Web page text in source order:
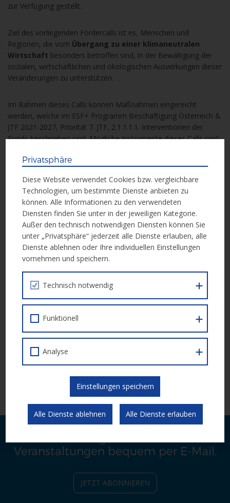
zur Verfügung gestellt.
Ziel des vorliegenden Fördercalls ist es, Menschen und
Regionen, die vom Übergang zu einer klimaneutralen
Wirtschaft besonders betroffen sind, in der Bewältigung der
sozialen, wirtschaftlichen und ökologischen Auswirkungen dieser
Veränderungen zu unterstützen.
Im Rahmen dieses Calls können Maßnahmen eingereicht
werden, welche im ESF+ Programm Beschäftigung Österreich &
JTF 2021-2027, Priorität 7. JTF, 2.1.1.1.1. Interventionen der
Fonds beschrieben sind. Mögliche Instrumente dieses Calls sind
orientierung, Aktivierung und Betreuung, Information
Entwicklungsmöglichkeiten in der Region.
Einreichfrist bis: 17. Dezember 2024
Durchführungszeitraum : 1. Oktober 2024 – 31.
Dezember 2025
Weiterführende Infos: Calldokument (IDEA – 217)
Die Einreichung für Projektträger*innen erfolgt über die ESF+
Datenbank IDEA:
IDEA – PROEJKTTRÄGER*INNEN
Veranstaltungen bequem per E-Mail.
JETZT ABONNIEREN
Privatsphäre
Diese Website verwendet Cookies bzw. vergleichbare
Technologien, um bestimmte Dienste anbieten zu
können. Alle Informationen zu den verwendeten
Diensten finden Sie unter in der jeweiligen Kategorie.
Außer den technisch notwendigen Diensten können Sie
unter „Privatsphäre“ jederzeit alle Dienste erlauben, alle
Dienste ablehnen oder Ihre individuellen Einstellungen
vornehmen und speichern.
Technisch notwendig
Funktionell
Analyse
Einstellungen speichern
Alle Dienste ablehnen Alle Dienste erlauben